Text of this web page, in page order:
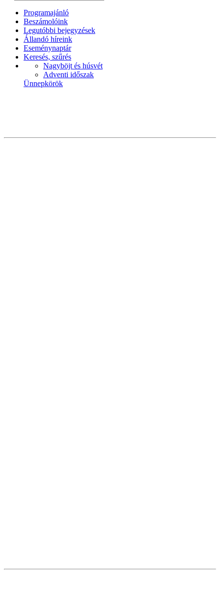
Programajánló
Beszámolóink
Legutóbbi bejegyzések
Állandó híreink
Eseménynaptár
Keresés, szűrés
Nagyböjt és húsvét
Adventi időszak
Ünnepkörök